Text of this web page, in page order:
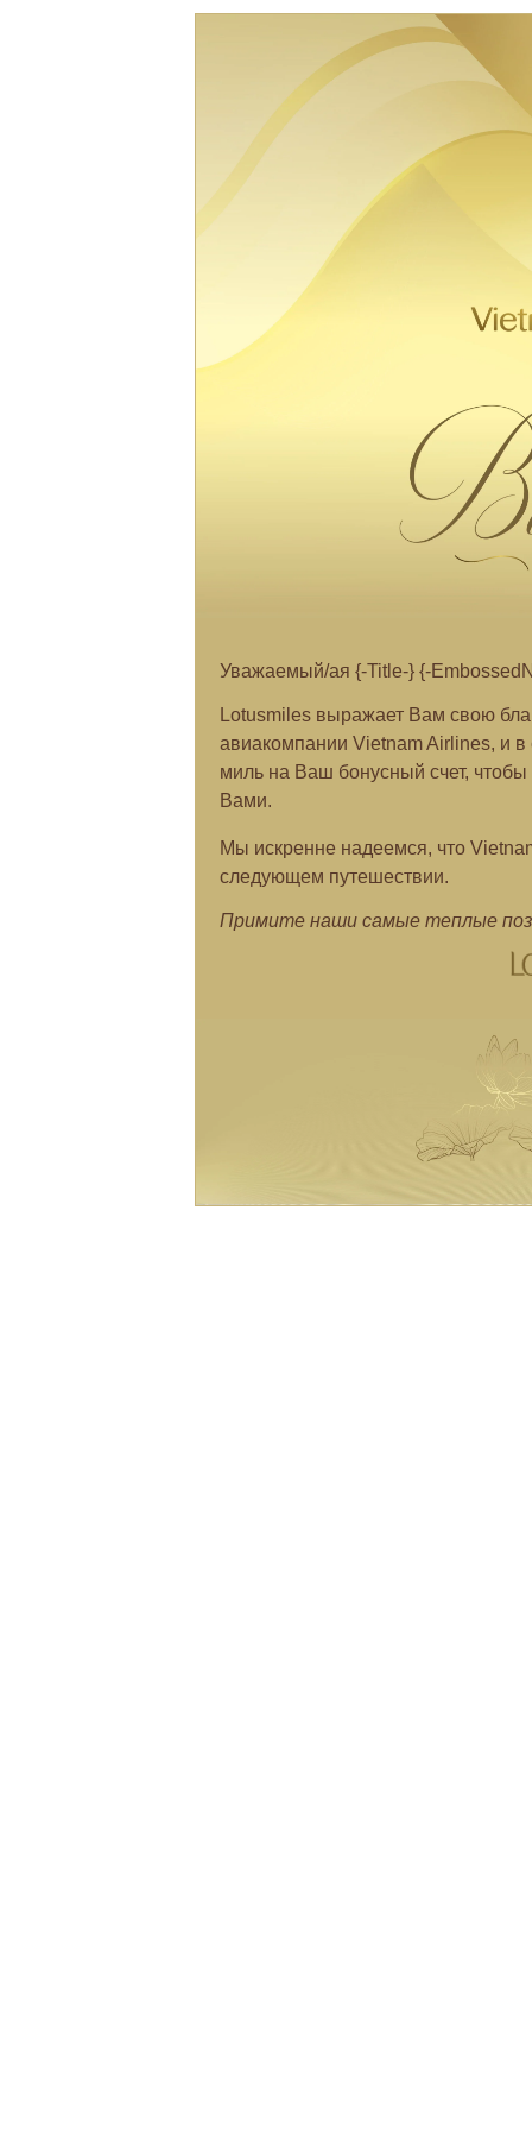
Уважаемый/ая {-Title-} {-
Lotusmiles выражает Вам свою
авиакомпании Vietnam Airlines, и
миль на Ваш бонусный счет, чтобы
Вами.
Мы искренне надеемся, что
следующем путешествии.
Примите наши самые теплые